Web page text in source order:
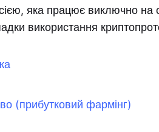
яка працює виключно на
використання
(прибутковий фармінг)